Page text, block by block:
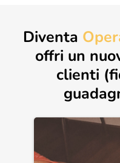
Diventa
offri un
clienti